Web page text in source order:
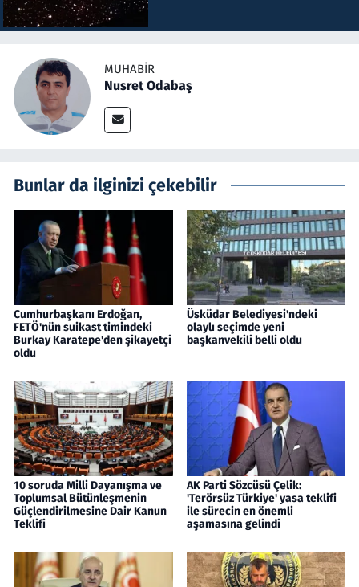
MUHABIR
Nusret Odabaş
Bunlar da ilginizi çekebilir
Cumhurbaşkanı Erdoğan,
FETÖ'nün suikast timindeki
Burkay Karatepe'den şikayetçi
oldu
Üsküdar Belediyesi'ndeki
olaylı seçimde yeni
başkanvekili belli oldu
10 soruda Milli Dayanışma ve
Toplumsal Bütünleşmenin
Güçlendirilmesine Dair Kanun
Teklifi
AK Parti Sözcüsü Çelik:
'Terörsüz Türkiye' yasa teklifi
ile sürecin en önemli
aşamasına gelindi